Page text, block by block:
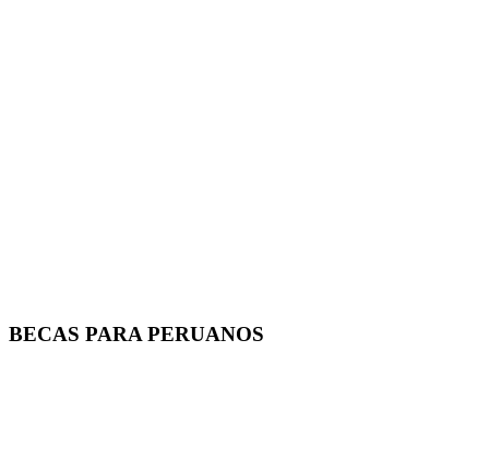
BECAS PARA PERUANOS